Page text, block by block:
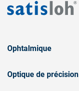
Ophtalmique
Optique de précision